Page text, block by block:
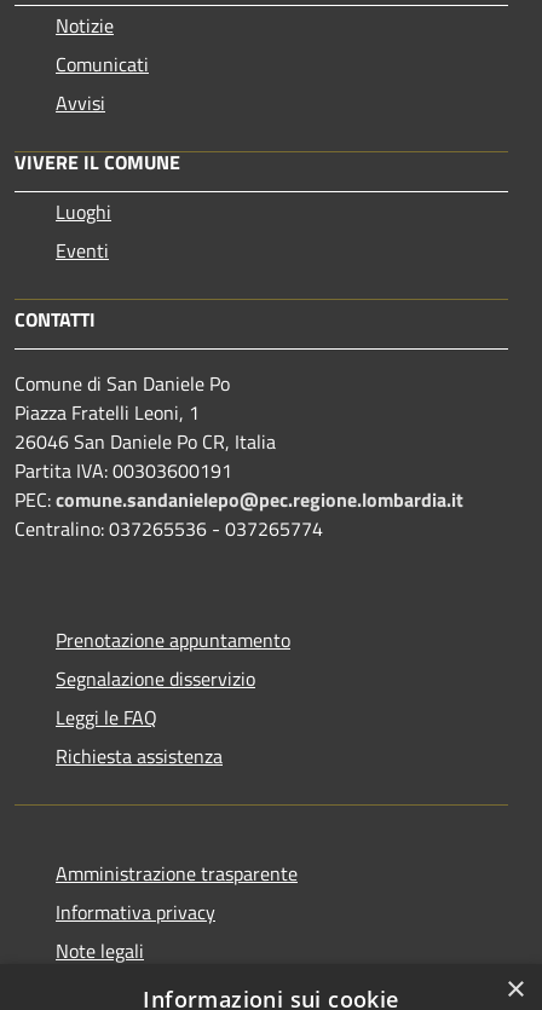
Notizie
Comunicati
Avvisi
VIVERE IL COMUNE
Luoghi
Eventi
CONTATTI
Comune di San Daniele Po
Piazza Fratelli Leoni, 1
26046 San Daniele Po CR, Italia
Partita IVA: 00303600191
PEC:comune.sandanielepo@pec.regione.lombardia.it
Centralino: 037265536 - 037265774
Prenotazione appuntamento
Segnalazione disservizio
Leggi le FAQ
Richiesta assistenza
Amministrazione trasparente
Informativa privacy
Note legali
Dichiarazione di accessibilità
×
Informazioni sui cookie